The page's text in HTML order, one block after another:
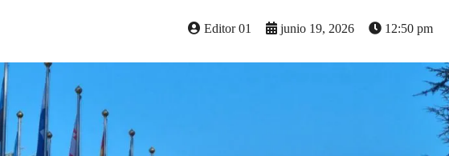
Editor 01 junio 19, 2026 12:50 pm